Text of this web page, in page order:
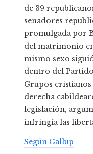
de 39
senadores
promulgada por
del matrimonio
mismo sexo
dentro del
Grupos
derecha
legislación,
infringía las
Según Gallup